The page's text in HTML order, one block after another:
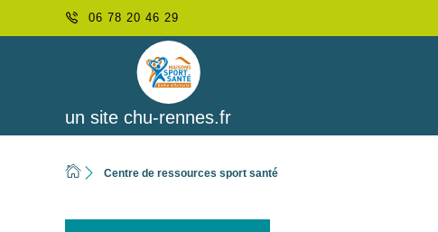
06 78 20 46 29
un site chu-rennes.fr
Centre de ressources sport santé